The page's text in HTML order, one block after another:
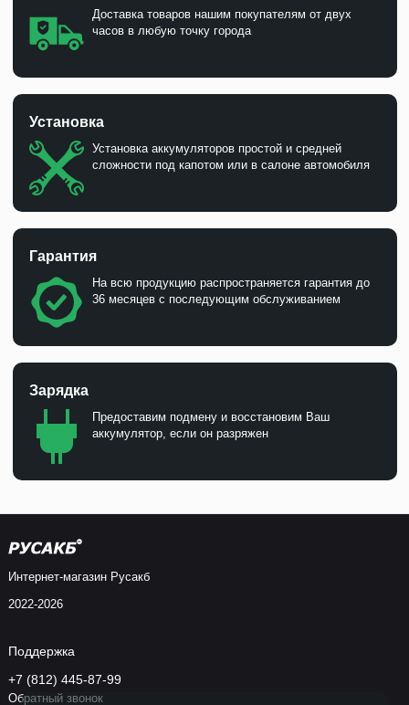
Доставка товаров нашим покупателям от двух
часов в любую точку города
Установка
Установка аккумуляторов простой и средней
сложности под капотом или в салоне автомобиля
Гарантия
На всю продукцию распространяется гарантия до
36 месяцев с последующим обслуживанием
Зарядка
Предоставим подмену и восстановим Ваш
аккумулятор, если он разряжен
Интернет-магазин Русакб
2022-2026
Поддержка
+7 (812) 445-87-99
Обратный звонок